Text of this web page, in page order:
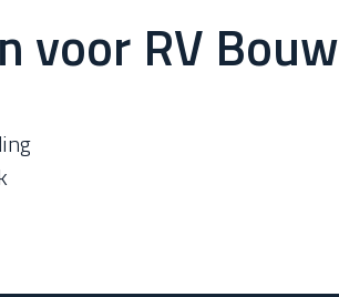
voor RV Bouw